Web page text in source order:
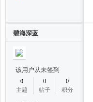
碧海深蓝
该用户从未签到
0
主题
0
帖子
0
积分